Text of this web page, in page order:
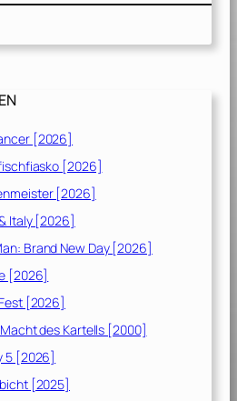
[2026]
[2026]
[2026]
Italy [2026]
Brand New Day [2026]
[2026]
[2026]
des Kartells [2000]
5 [2026]
[2025]